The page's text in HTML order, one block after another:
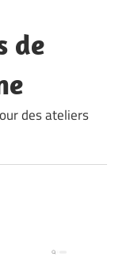
de
des ateliers